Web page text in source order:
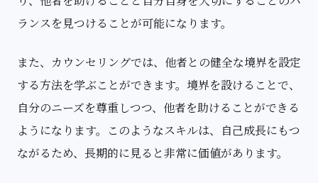
ランスを見つけることが可能になります。
また、カウンセリングでは、他者との健全な境界を設定
する方法を学ぶことができます。境界を設けることで、
自分のニーズを尊重しつつ、他者を助けることができる
ようになります。このようなスキルは、自己成長にもつ
ながるため、長期的に見ると非常に価値があります。